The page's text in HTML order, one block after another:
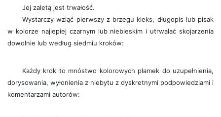
Jej zaletą jest trwałość.
Wystarczy wziąć pierwszy z brzegu kleks, długopis lub pisak
w kolorze najlepiej czarnym lub niebieskim i utrwalać skojarzenia
dowolnie lub według siedmiu kroków:
Każdy krok to mnóstwo kolorowych plamek do uzupełnienia,
dorysowania, wyłonienia z niebytu z dyskretnymi podpowiedziami i
komentarzami autorów: